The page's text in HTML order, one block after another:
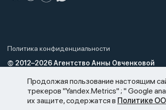
Политика конфиденциальности
© 2012–2026 Агентство Анны Овченковой
Агентство Анны Овченковой не нарушает
спиртосодержащей продукции и об
сайте, носят информационный характер и не
Продолжая пользование настоящим
трекеров "Yandex.Metrics" ; " Google
их защите, содержатся в Политике